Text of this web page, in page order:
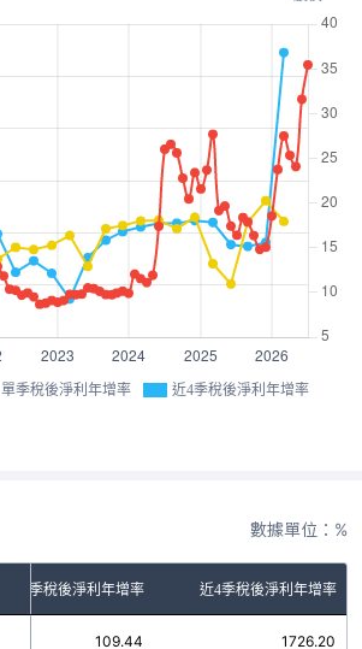
單季稅後淨利年增率 近4季稅後淨利年增率
數據單位：%
單季稅後淨利年增率 近4季稅後淨利年增率
109.44 1726.20